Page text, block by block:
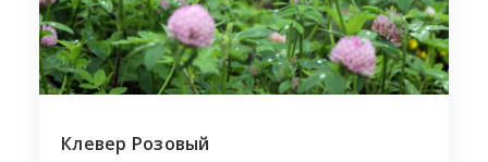
Клевер Розовый